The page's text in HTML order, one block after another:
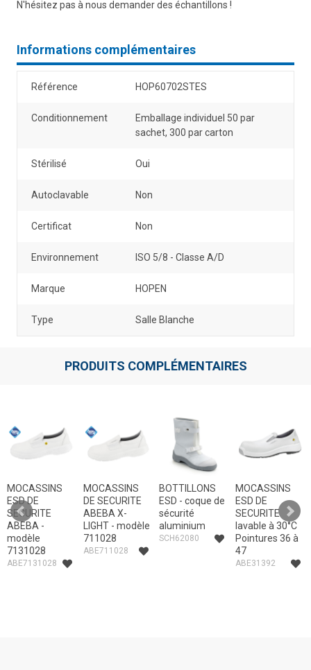
N'hésitez pas à nous demander des échantillons !
Informations complémentaires
Référence HOP60702STES
Conditionnement
Emballage individuel 50 par
sachet, 300 par carton
Stérilisé Oui
Autoclavable Non
Certificat Non
Environnement ISO 5/8 - Classe A/D
Marque HOPEN
Type Salle Blanche
PRODUITS COMPLÉMENTAIRES
MOCASSINS
ESD DE
SECURITE
ABEBA -
modèle
7131028
ABE7131028
MOCASSINS
DE SECURITE
ABEBA X-
LIGHT - modèle
711028
ABE711028
BOTTILLONS
ESD - coque de
sécurité
aluminium
SCH62080
MOCASSINS
ESD DE
SECURITE
lavable à 30°C
Pointures 36 à
47
ABE31392